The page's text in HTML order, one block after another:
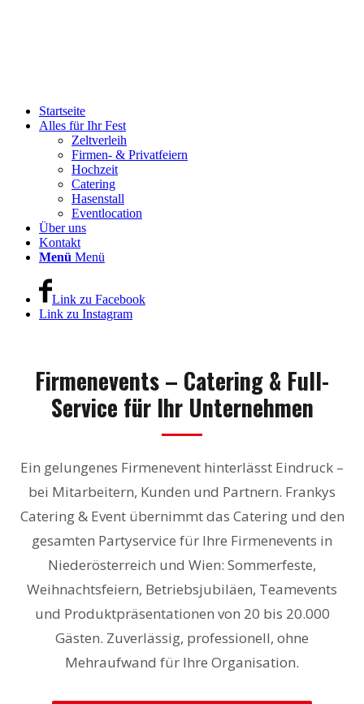
Startseite
Alles für Ihr Fest
Zeltverleih
Firmen- & Privatfeiern
Hochzeit
Catering
Hasenstall
Eventlocation
Über uns
Kontakt
Menü Menü
Link zu Facebook
Link zu Instagram
Firmenevents – Catering & Full-
Service für Ihr Unternehmen
Ein gelungenes Firmenevent hinterlässt Eindruck –
bei Mitarbeitern, Kunden und Partnern. Frankys
Catering & Event übernimmt das Catering und den
gesamten Partyservice für Ihre Firmenevents in
Niederösterreich und Wien: Sommerfeste,
Weihnachtsfeiern, Betriebsjubiläen, Teamevents
und Produktpräsentationen von 20 bis 20.000
Gästen. Zuverlässig, professionell, ohne
Mehraufwand für Ihre Organisation.